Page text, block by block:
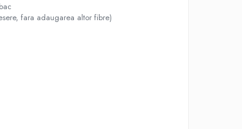
fara adaugarea altor fibre)